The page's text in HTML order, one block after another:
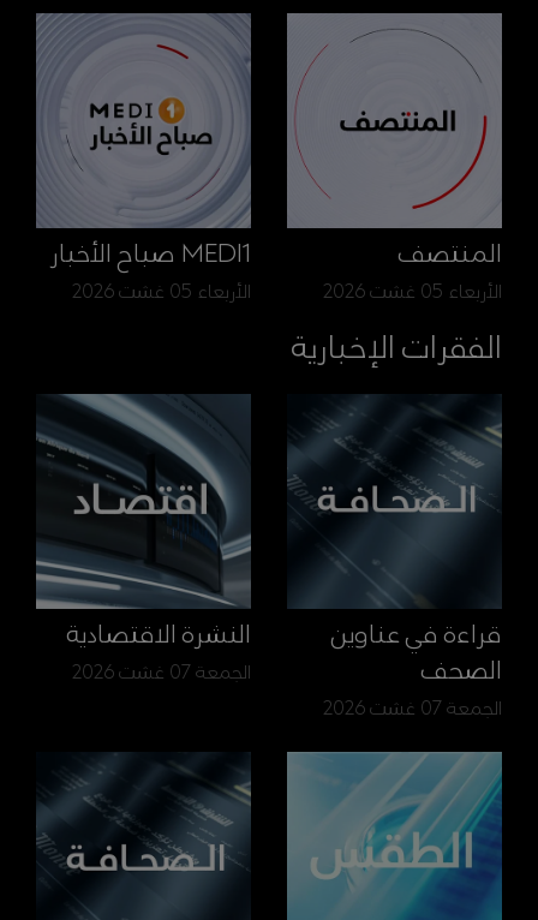
المنتصف
الأربعاء 05 غشت 2026
MEDI1 صباح الأخبار
الأربعاء 05 غشت 2026
الفقرات الإخبارية
قراءة في عناوين
الصحف
الجمعة 07 غشت 2026
النشرة الاقتصادية
الجمعة 07 غشت 2026